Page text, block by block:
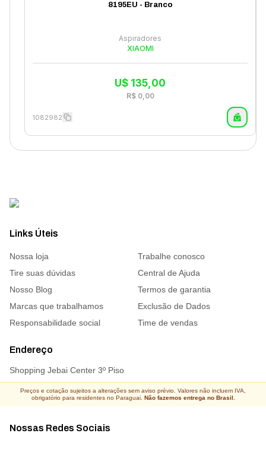
8195EU - Branco
Aspiradores
XIAOMI
U$ 135,00
R$ 0,00
1082982
Links Úteis
Nossa loja
Trabalhe conosco
Tire suas dúvidas
Central de Ajuda
Nosso Blog
Termos de garantia
Marcas que trabalhamos
Exclusão de Dados
Responsabilidade social
Time de vendas
Endereço
Shopping Jebai Center 3º Piso
Nossas Redes Sociais
Preços e cotação sujeitos a alterações sem aviso prévio. Valores não incluem IVA,
obrigatório para residentes no Paraguai. Não fazemos entrega no Brasil.